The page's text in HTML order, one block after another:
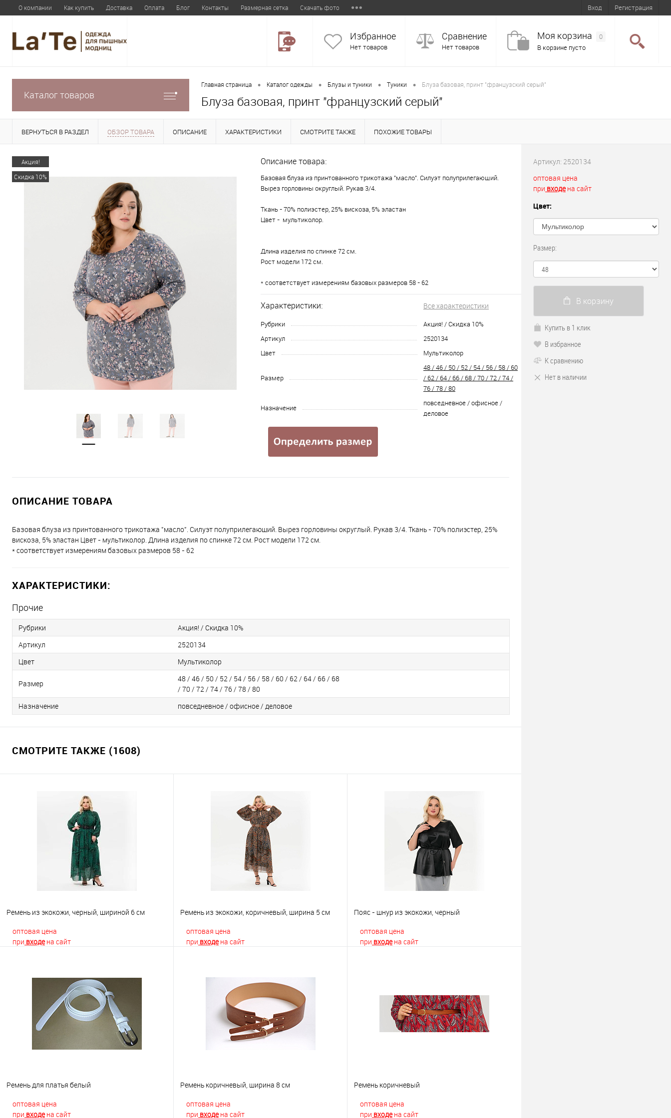
О компании Как купить Доставка Оплата Блог Контакты Размерная сетка Скачать фото Вход Регистрация
Избранное
Нет товаров
Сравнение
Нет товаров
Моя корзина
0
В корзине пусто
Каталог товаров
Главная страница • Каталог одежды • Блузы и туники • Туники • Блуза базовая, принт "французский серый"
Блуза базовая, принт "французский серый"
ВЕРНУТЬСЯ В РАЗДЕЛ ОБЗОР ТОВАРА ОПИСАНИЕ ХАРАКТЕРИСТИКИ СМОТРИТЕ ТАКЖЕ ПОХОЖИЕ ТОВАРЫ
Акция!
Скидка 10%
Описание товара:
Базовая блуза из принтованного трикотажа "масло". Силуэт полуприлегающий.
Вырез горловины округлый. Рукав 3/4.
Ткань - 70% полиэстер, 25% вискоза, 5% эластан
Цвет - мультиколор.
Длина изделия по спинке 72 см.
Рост модели 172 см.
* соответствует измерениям базовых размеров 58 - 62
Характеристики: Все характеристики
Рубрики
Акция! / Скидка 10%
Артикул
2520134
Цвет
Мультиколор
Размер
48 / 46 / 50 / 52 / 54 / 56 / 58 / 60
/ 62 / 64 / 66 / 68 / 70 / 72 / 74 /
76 / 78 / 80
Назначение
повседневное / офисное /
деловое
ОПИСАНИЕ ТОВАРА
Базовая блуза из принтованного трикотажа "масло". Силуэт полуприлегающий. Вырез горловины округлый. Рукав 3/4. Ткань - 70% полиэстер, 25%
вискоза, 5% эластан Цвет - мультиколор. Длина изделия по спинке 72 см. Рост модели 172 см.
* соответствует измерениям базовых размеров 58 - 62
ХАРАКТЕРИСТИКИ:
Прочие
Рубрики
Акция! / Скидка 10%
Артикул
2520134
Цвет
Мультиколор
Размер
48 / 46 / 50 / 52 / 54 / 56 / 58 / 60 / 62 / 64 / 66 / 68
/ 70 / 72 / 74 / 76 / 78 / 80
Назначение
повседневное / офисное / деловое
СМОТРИТЕ ТАКЖЕ (1608)
Ремень из экокожи, черный, шириной 6 см
оптовая цена
при входена сайт
Купить в 1 клик
К сравнению
В избранное
Недоступно
Ремень из экокожи, коричневый, ширина 5 см
оптовая цена
при входена сайт
Купить в 1 клик
К сравнению
В избранное
Недоступно
Пояс - шнур из экокожи, черный
оптовая цена
при входена сайт
Купить в 1 клик
К сравнению
В избранное
Недоступно
Ремень для платья белый
оптовая цена
при входена сайт
Ремень коричневый, ширина 8 см
оптовая цена
при входена сайт
Ремень коричневый
оптовая цена
при входена сайт
Артикул: 2520134
оптовая цена
при входена сайт
Цвет:
Размер:
В корзину
Купить в 1 клик
В избранное
К сравнению
Нет в наличии